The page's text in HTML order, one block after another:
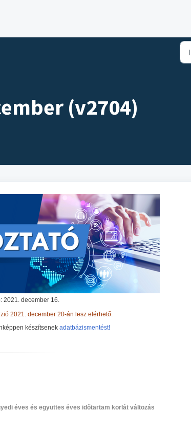
(v2704)
2021. december 16.
2021. december 20-án lesz elérhető.
készítsenekadatbázismentést!
éves és együttes éves időtartam korlát változás